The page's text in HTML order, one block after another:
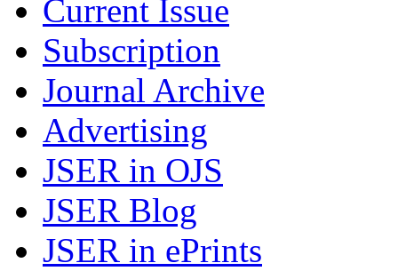
Current Issue
Subscription
Journal Archive
Advertising
JSER in OJS
JSER Blog
JSER in ePrints